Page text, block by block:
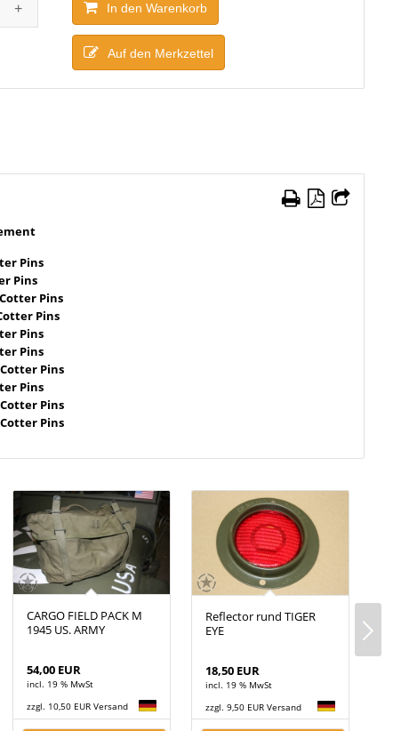
In den Warenkorb
Auf den Merkzettel
Pins
Pins
Pins
Pins
Pins
Pins
Pins
Pins
Pins
Pins
CARGO FIELD PACK M
1945 US. ARMY
54,00 EUR
incl. 19 % MwSt
zzgl. 10,50 EUR Versand
Reflector rund TIGER
EYE
18,50 EUR
incl. 19 % MwSt
zzgl. 9,50 EUR Versand